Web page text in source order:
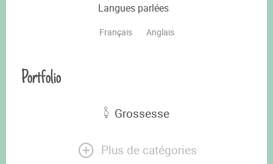
Langues parlées
Français Anglais
Portfolio
Grossesse
Plus de catégories